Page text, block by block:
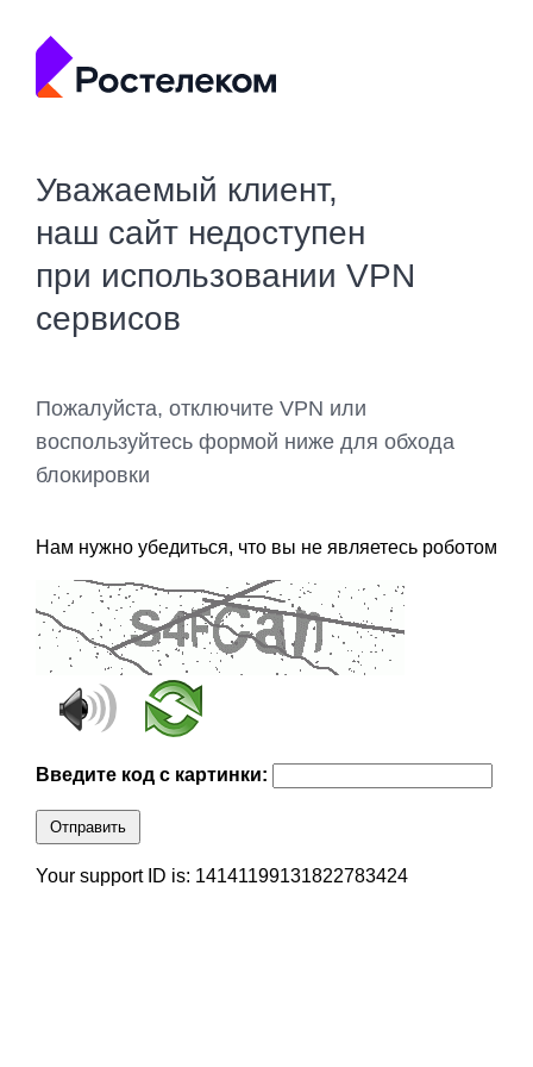
Уважаемый клиент,
наш сайт недоступен
при использовании VPN
сервисов
Пожалуйста, отключите VPN или
воспользуйтесь формой ниже для обхода
блокировки
Нам нужно убедиться, что вы не являетесь роботом
Введите код с картинки:
Отправить
Your support ID is: 14141199131822783424